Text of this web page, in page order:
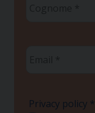
Privacy policy *